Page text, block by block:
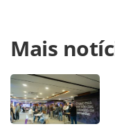
https://
perez-remodela-
etiopia_155266.html
página. Todo o
Editora é protegido
autoral. Não
Mais